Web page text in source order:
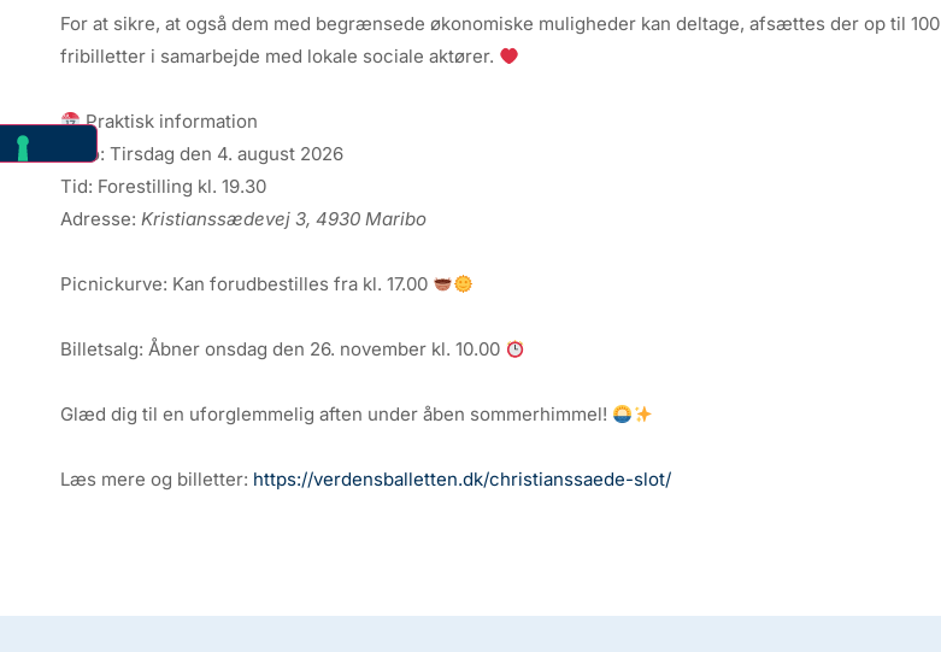
For at sikre, at også dem med begrænsede økonomiske muligheder kan deltage, afsættes der op til 100
fribilletter i samarbejde med lokale sociale aktører.
Praktisk information
Dato: Tirsdag den 4. august 2026
Tid: Forestilling kl. 19.30
Adresse: Kristianssædevej 3, 4930 Maribo
Picnickurve: Kan forudbestilles fra kl. 17.00
Billetsalg: Åbner onsdag den 26. november kl. 10.00
Glæd dig til en uforglemmelig aften under åben sommerhimmel!
Læs mere og billetter: https://verdensballetten.dk/christianssaede-slot/